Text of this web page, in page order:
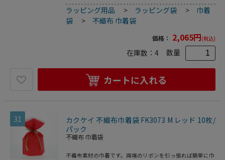
よりも容量があります。●入数:10枚
ラッピング用品 > ラッピング袋 > 巾着
袋
> 不織布 巾着袋
価格： 2,065円(税込)
在庫数： 4 数量
カートに入れる
31
カクケイ 不織布巾着袋 FK3073 M レッド 10枚/
パック
不織布 巾着袋
不織布素材の巾着です。両端のリボンを引っ張れば簡単に巾